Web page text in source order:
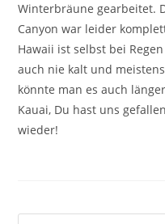
Winterbräune gearbeitet.
Canyon war leider
Hawaii ist selbst bei
auch nie kalt und
könnte man es auch
Kauai, Du hast uns
wieder!